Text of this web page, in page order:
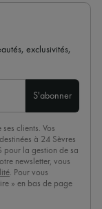
exclusivités,
S'abonner
clients. Vos
à 24 Sèvres
pour la gestion de sa
newsletter, vous
. Pour vous
» en bas de page